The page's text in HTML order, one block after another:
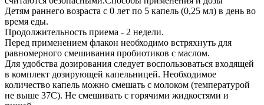
Детям раннего возраста с 0 лет по 5 капель (0,25 мл) в день во
время еды.
Продолжительность приема - 2 недели.
Перед применением флакон необходимо встряхнуть для
равномерного смешивания пробиотиков с маслом.
Для удобства дозирования следует воспользоваться входящей
в комплект дозирующей капельницей. Необходимое
количество капель можно смешать с молоком (температурой
не выше 37С). Не смешивать с горячими жидкостями и